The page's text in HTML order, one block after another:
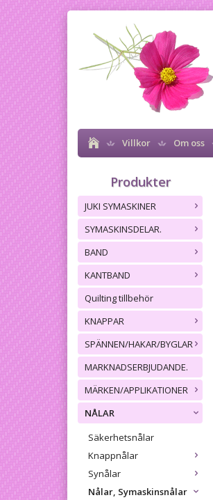
Villkor Om oss
Produkter
JUKI SYMASKINER
SYMASKINSDELAR.
BAND
KANTBAND
Quilting tillbehör
KNAPPAR
SPÄNNEN/HAKAR/BYGLAR
MARKNADSERBJUDANDE.
MÄRKEN/APPLIKATIONER
NÅLAR
Säkerhetsnålar
Knappnålar
Synålar
Nålar, Symaskinsnålar